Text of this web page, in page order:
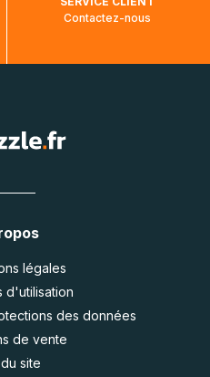
Contactez-nous
légales
d'utilisation
des données
de vente
site